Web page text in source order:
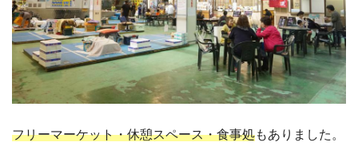
フリーマーケット・休憩スペース・食事処もありました。